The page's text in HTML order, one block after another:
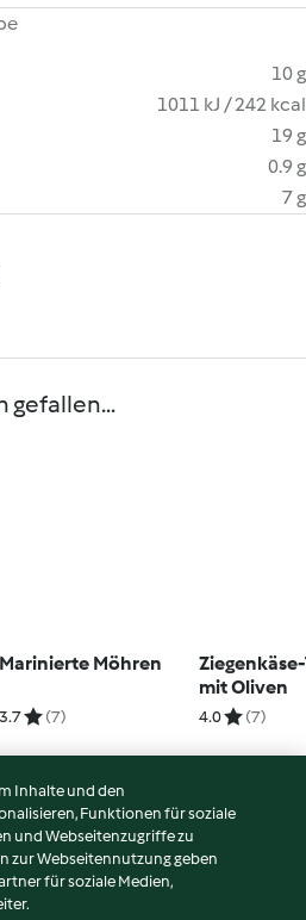
10 g
1011 kJ / 242 kcal
19 g
0.9 g
7 g
gefallen...
Marinierte Möhren
3.7 (7)
mit Oliven
4.0 (7)
Inhalte und den
Funktionen für soziale
und Webseitenzugriffe zu
zur Webseitennutzung geben
für soziale Medien,